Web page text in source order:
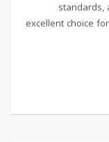
standards,
excellent choice